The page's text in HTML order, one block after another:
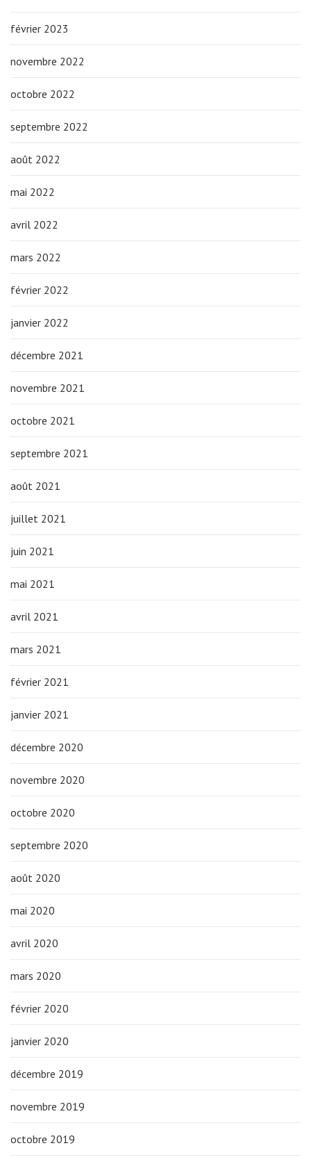
février 2023
novembre 2022
octobre 2022
septembre 2022
août 2022
mai 2022
avril 2022
mars 2022
février 2022
janvier 2022
décembre 2021
novembre 2021
octobre 2021
septembre 2021
août 2021
juillet 2021
juin 2021
mai 2021
avril 2021
mars 2021
février 2021
janvier 2021
décembre 2020
novembre 2020
octobre 2020
septembre 2020
août 2020
mai 2020
avril 2020
mars 2020
février 2020
janvier 2020
décembre 2019
novembre 2019
octobre 2019